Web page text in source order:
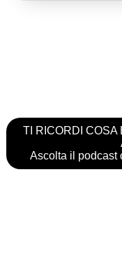
TI RICORDI COSA
Ascolta il podcast